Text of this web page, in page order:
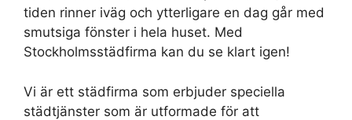
tiden rinner iväg och ytterligare en dag går med
smutsiga fönster i hela huset. Med
Stockholmsstädfirma kan du se klart igen!
Vi är ett städfirma som erbjuder speciella
städtjänster som är utformade för att